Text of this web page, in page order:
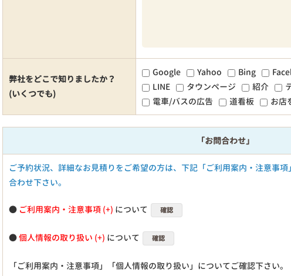
弊社をどこで知りましたか？
(いくつでも)
Google Yahoo Bing
LINE
タウンページ 紹介
電車/バスの広告
道看板 お店
「お問合わせ」
ご予約状況、詳細なお見積りをご希望の方は、下記「ご利用案内・注意事
合わせ下さい。
● ご利用案内・注意事項 について 確認
●個人情報の取り扱い について 確認
「ご利用案内・注意事項」「個人情報の取り扱い」についてご確認下さい。